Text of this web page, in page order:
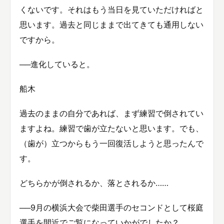
くないです。それはもう当日を見ていただければと
思います。過去と同じままで出てきても通用しない
ですから。
──進化していると。
船木
過去のままの自分であれば、まず練習で倒されてい
ますよね。練習で歯が立たないと思います。でも、
（歯が）立つからもう一回復活しようと思ったんで
す。
どちらかが倒されるか、落とされるか……
──9月の横浜大会で柴田選手のセコンドとして桜庭